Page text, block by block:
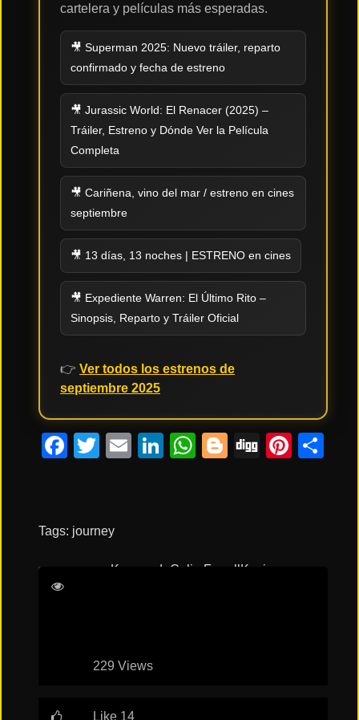
Tendencias
cartelera y películas más esperadas.
🎥 Superman 2025: Nuevo tráiler, reparto
confirmado y fecha de estreno
🎥 Jurassic World: El Renacer (2025) –
Tráiler, Estreno y Dónde Ver la Película
Completa
🎥 Cariñena, vino del mar / estreno en cines
septiembre
🎥 13 días, 13 noches | ESTRENO en cines
🎥 Expediente Warren: El Último Rito –
Sinopsis, Reparto y Tráiler Oficial
👉 Ver todos los estrenos de
septiembre 2025
Facebook
Twitter
EmailLinkedIn
WhatsApp
Blogger
Digg
Tags: journey
Kogonada Colin FarrellKevin
229 Views
Like 14